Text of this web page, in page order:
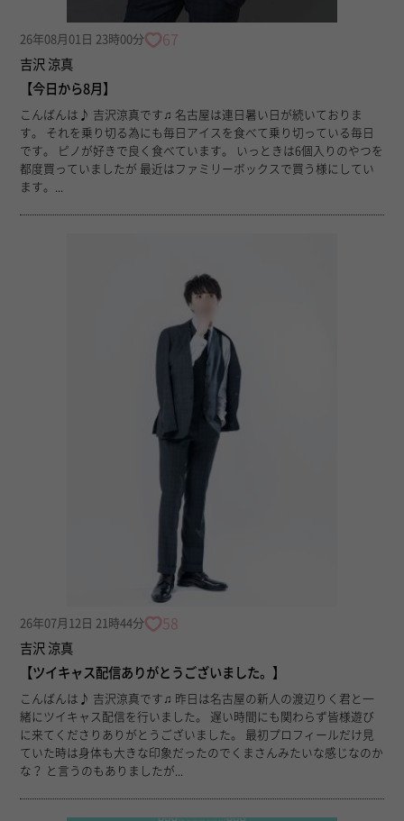
26年08月01日 23時00分 67
吉沢 涼真
【今日から8月】
こんばんは♪ 吉沢涼真です♫ 名古屋は連日暑い日が続いておりま
す。 それを乗り切る為にも毎日アイスを食べて乗り切っている毎日
です。 ピノが好きで良く食べています。 いっときは6個入りのやつを
都度買っていましたが 最近はファミリーボックスで買う様にしてい
ます。...
26年07月12日 21時44分 58
吉沢 涼真
【ツイキャス配信ありがとうございました。】
こんばんは♪ 吉沢涼真です♫ 昨日は名古屋の新人の渡辺りく君と一
緒にツイキャス配信を行いました。 遅い時間にも関わらず皆様遊び
に来てくださりありがとうございました。 最初プロフィールだけ見
ていた時は身体も大きな印象だったのでくまさんみたいな感じなのか
な？ と言うのもありましたが...